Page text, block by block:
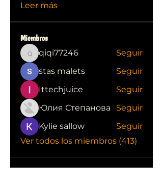
Leer más
Miembros
qiqi77246
qiqi77246
Seguir
stas malets
Seguir
Ittechjuice
Seguir
Юлия Степанова
Seguir
Kylie sallow
Seguir
Ver todos los miembros (413)